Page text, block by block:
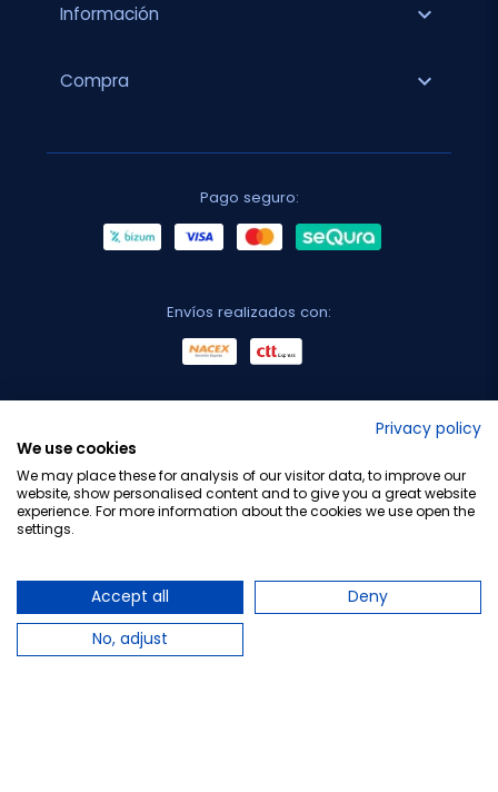
Información expand_more
Compra expand_more
Pago seguro:
Envíos realizados con:
Privacy policy
We use cookies
We may place these for analysis of our visitor data, to improve our
website, show personalised content and to give you a great website
experience. For more information about the cookies we use open the
settings.
Accept all
Deny
No, adjust